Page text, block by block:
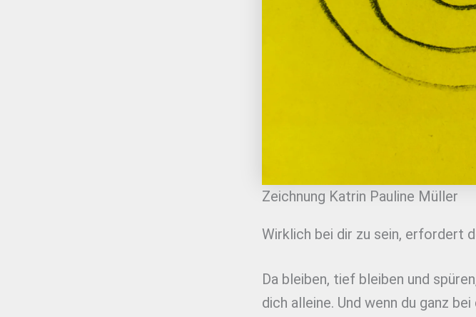
Zeichnung Katrin Pauline Müller
Wirklich bei dir zu sein, erfordert
Da bleiben, tief bleiben und
dich alleine. Und wenn du ganz